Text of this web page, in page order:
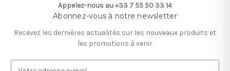
Appelez-nous au +33 7 55 50 33 14
Abonnez-vous à notre newsletter
Recevez les dernières actualités sur les nouveaux produits et
les promotions à venir